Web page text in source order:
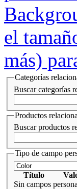
Categorías
Buscar categorías
Productos
Buscar productos
Tipo de campo
Título
Sin campos